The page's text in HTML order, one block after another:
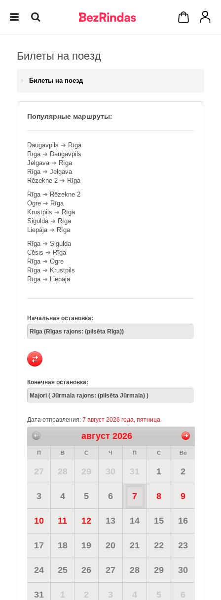
Билеты на поезд
Билеты на поезд
Популярные маршруты:
Daugavpils ➔ Rīga
Rīga➔ Daugavpils
Jelgava➔ Rīga
Rīga➔ Jelgava
Rēzekne 2 ➔ Rīga
Rīga➔ Rēzekne 2
Ogre ➔ Rīga
Krustpils ➔ Rīga
Sigulda➔ Rīga
Liepāja➔ Rīga
Rīga➔ Sigulda
Cēsis ➔ Rīga
Rīga➔ Ogre
Rīga➔ Krustpils
Rīga➔ Liepāja
Начальная остановка:
Конечная остановка:
Дата отправления: 7 август 2026 года, пятница
август 2026
П В С Ч П С Во
27 28 29 30 31 1 2
3 4 5 6 7 8 9
10 11 12 13 14 15 16
17 18 19 20 21 22 23
24 25 26 27 28 29 30
31 1 2 3 4 5 6